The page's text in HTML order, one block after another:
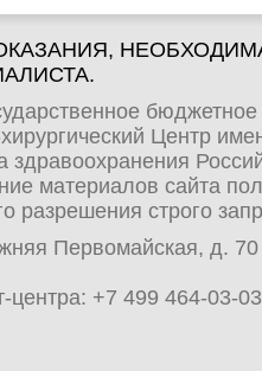
Центр
здравоохранения
материалов сайта
разрешения строго
Первомайская, д.
центра: +7 499 464-03-03